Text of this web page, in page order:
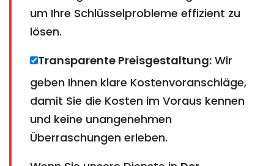
um Ihre Schlüsselprobleme effizient zu
lösen.
Transparente Preisgestaltung: Wir
geben Ihnen klare Kostenvoranschläge,
damit Sie die Kosten im Voraus kennen
und keine unangenehmen
Überraschungen erleben.